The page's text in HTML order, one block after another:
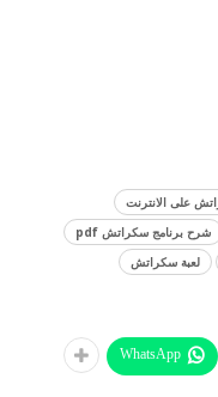
على الانترنت
شرح برنامج سكراتش pdf
لعبة سكراتش
WhatsApp